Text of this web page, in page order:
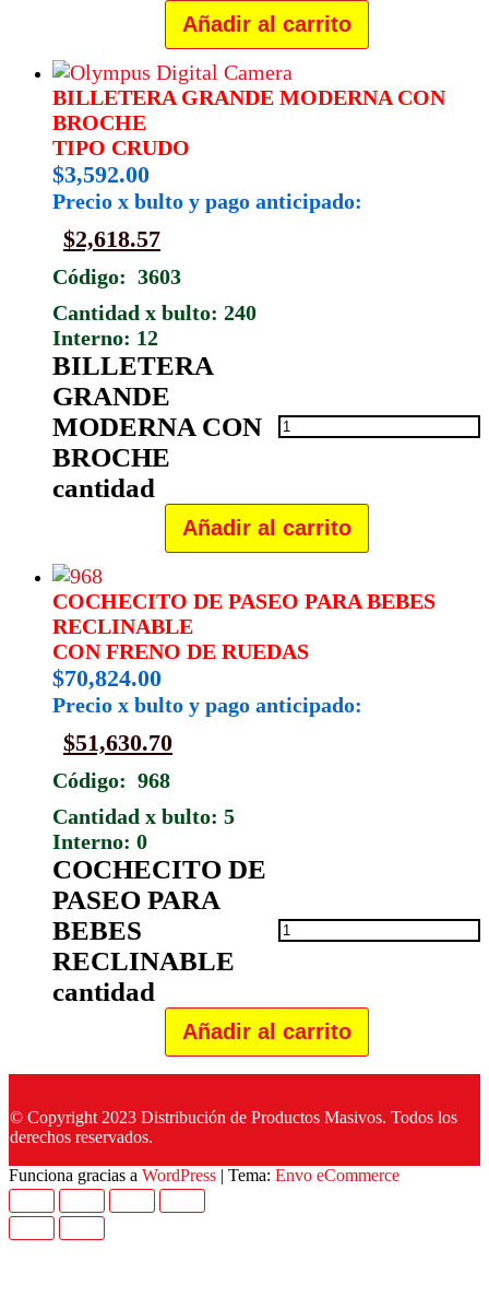
Añadir al carrito
BILLETERA GRANDE MODERNA CON
BROCHE
TIPO CRUDO
$3,592.00
Precio x bulto y pago anticipado:
$2,618.57
Código: 3603
Cantidad x bulto: 240
Interno: 12
BILLETERA
GRANDE
MODERNA CON
BROCHE
cantidad
Añadir al carrito
COCHECITO DE PASEO PARA BEBES
RECLINABLE
CON FRENO DE RUEDAS
$70,824.00
Precio x bulto y pago anticipado:
$51,630.70
Código: 968
Cantidad x bulto: 5
Interno: 0
COCHECITO DE
PASEO PARA
BEBES
RECLINABLE
cantidad
Añadir al carrito
© Copyright 2023 Distribución de Productos Masivos. Todos los
derechos reservados.
Funciona gracias a WordPress | Tema: Envo eCommerce